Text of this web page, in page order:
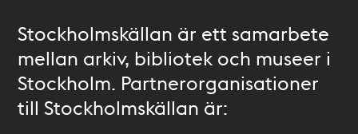
Stockholmskällan är ett samarbete
mellan arkiv, bibliotek och museer i
Stockholm. Partnerorganisationer
till Stockholmskällan är: